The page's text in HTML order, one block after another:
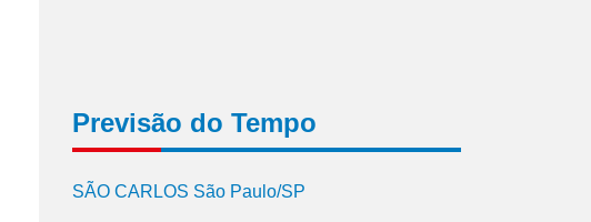
Previsão do Tempo
SÃO CARLOS São Paulo/SP